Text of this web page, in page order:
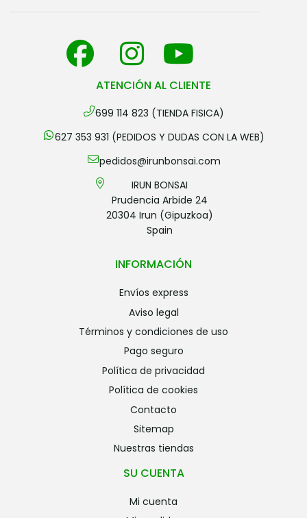
ATENCIÓN AL CLIENTE
699 114 823 (TIENDA FISICA)
627 353 931 (PEDIDOS Y DUDAS CON LA WEB)
pedidos@irunbonsai.com
IRUN BONSAI
Prudencia Arbide 24
20304 Irun (Gipuzkoa)
Spain
INFORMACIÓN
envíos express
aviso legal
términos y condiciones de uso
pago seguro
política de privacidad
política de cookies
contacto
sitemap
nuestras tiendas
SU CUENTA
mi cuenta